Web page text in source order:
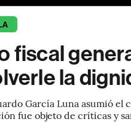
fiscal
la
García Luna asumió el
fue objeto de críticas y